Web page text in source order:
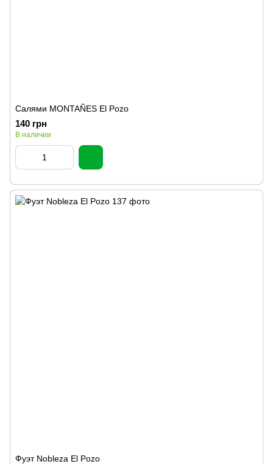
Салями MONTAÑES El Pozo
140 грн
В наличии
Фуэт Nobleza El Pozo